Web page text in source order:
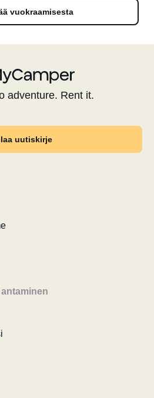
vuokraamisesta
adventure. Rent it.
uutiskirje